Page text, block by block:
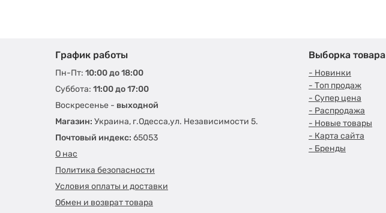
График работы
Пн-Пт: 10:00 до 18:00
Суббота: 11:00 до 17:00
Воскресенье - выходной
Магазин: Украина, г.Одесса,ул. Независимости 5.
Почтовый индекс: 65053
О нас
Политика безопасности
Условия оплаты и доставки
Обмен и возврат товара
Выборка товара
- Новинки
- Топ продаж
- Супер цена
- Распродажа
- Новые товары
- Карта сайта
- Бренды